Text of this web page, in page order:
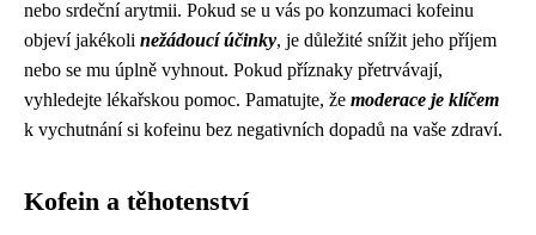
nebo srdeční arytmii. Pokud se u vás po konzumaci kofeinu
objeví jakékoli nežádoucí účinky, je důležité snížit jeho příjem
nebo se mu úplně vyhnout. Pokud příznaky přetrvávají,
vyhledejte lékařskou pomoc. Pamatujte, že moderace je klíčem
k vychutnání si kofeinu bez negativních dopadů na vaše zdraví.
Kofein a těhotenství